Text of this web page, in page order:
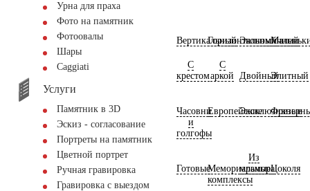
Урна для праха
Фото на памятник
Фотоовалы
Шары
Сaggiati
Услуги
Памятник в 3D
Эскиз - согласование
Портреты на памятник
Цветной портрет
Ручная гравировка
Гравировка с выездом
ВертикальныйГоризонтальный
Экономичный
С
крестом
С
аркой
ДвойныйЭлитный
Часовни
и
голгофы
ЕвропейскиеЭксклюзивные
ГотовыеМемориальные
комплексы
Из
мрамораЦоколя